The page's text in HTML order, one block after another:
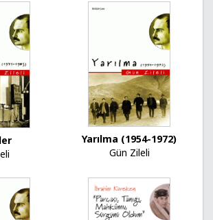
Yarılma (1954-1972)
Gün Zileli